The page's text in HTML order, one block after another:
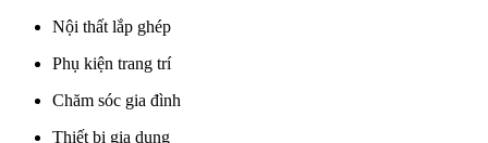
Nội thất lắp ghép
Phụ kiện trang trí
Chăm sóc gia đình
Thiết bị gia dụng